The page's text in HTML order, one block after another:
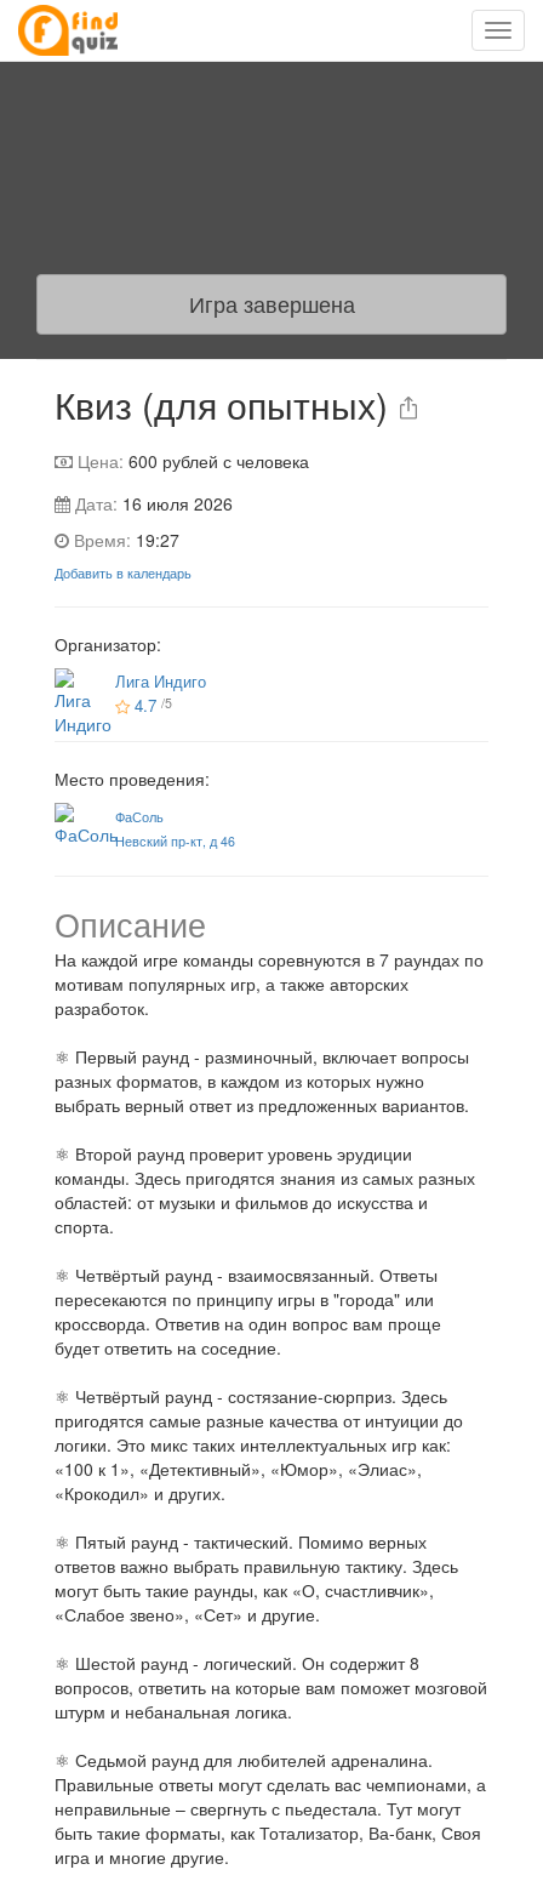
Игра завершена
Квиз (для опытных)
Цена: 600 рублей с человека
Дата: 16 июля 2026
Время: 19:27
Добавить в календарь
Организатор:
Лига Индиго
4.7 /5
Место проведения:
ФаСоль
Невский пр-кт, д 46
Описание
На каждой игре команды соревнуются в 7 раундах по
мотивам популярных игр, а также авторских
разработок.
⚛ Первый раунд - разминочный, включает вопросы
разных форматов, в каждом из которых нужно
выбрать верный ответ из предложенных вариантов.
⚛ Второй раунд проверит уровень эрудиции
команды. Здесь пригодятся знания из самых разных
областей: от музыки и фильмов до искусства и
спорта.
⚛ Четвёртый раунд - взаимосвязанный. Ответы
пересекаются по принципу игры в "города" или
кроссворда. Ответив на один вопрос вам проще
будет ответить на соседние.
⚛ Четвёртый раунд - состязание-сюрприз. Здесь
пригодятся самые разные качества от интуиции до
логики. Это микс таких интеллектуальных игр как:
«100 к 1», «Детективный», «Юмор», «Элиас»,
«Крокодил» и других.
⚛ Пятый раунд - тактический. Помимо верных
ответов важно выбрать правильную тактику. Здесь
могут быть такие раунды, как «О, счастливчик»,
«Слабое звено», «Сет» и другие.
⚛ Шестой раунд - логический. Он содержит 8
вопросов, ответить на которые вам поможет мозговой
штурм и небанальная логика.
⚛ Седьмой раунд для любителей адреналина.
Правильные ответы могут сделать вас чемпионами, а
неправильные – свергнуть с пьедестала. Тут могут
быть такие форматы, как Тотализатор, Ва-банк, Своя
игра и многие другие.